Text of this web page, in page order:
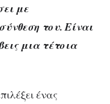
με
του. Είναι
μια τέτοια
ένας